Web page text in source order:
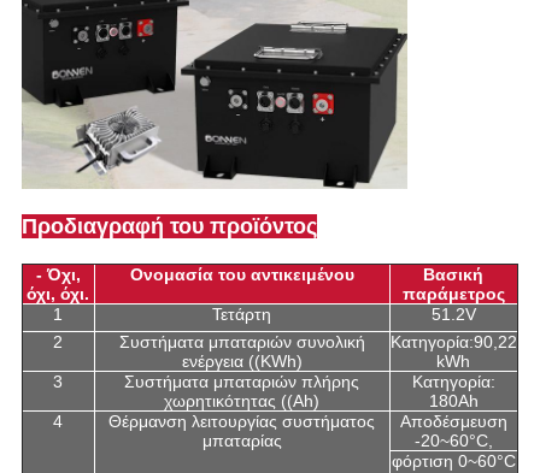
Προδιαγραφή του προϊόντος
- Όχι,
όχι, όχι.
Ονομασία του αντικειμένου
Βασική
παράμετρος
1
Τετάρτη
51.2V
2
Συστήματα μπαταριών συνολική
ενέργεια ((KWh)
Κατηγορία:90,22
kWh
3
Συστήματα μπαταριών πλήρης
χωρητικότητας ((Ah)
Κατηγορία:
180Ah
4
Θέρμανση λειτουργίας συστήματος
μπαταρίας
Αποδέσμευση
-20~60°C,
φόρτιση 0~60°C